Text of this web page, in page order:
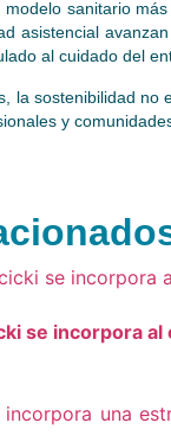
sanitario
asistencial
al cuidado del
la sostenibilidad
y
se incorpora